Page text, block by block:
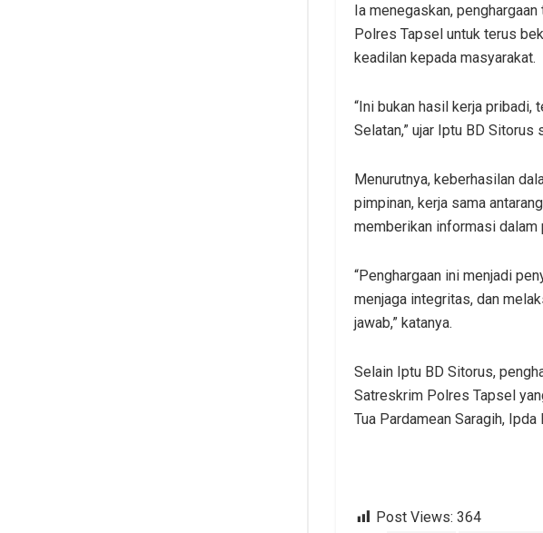
Ia menegaskan,
Polres Tapsel untuk terus
keadilan kepada masyarakat.
“Ini bukan hasil kerja
Selatan,” ujar Iptu BD Sitorus
Menurutnya, keberhasilan
pimpinan, kerja sama
memberikan informasi dalam
“Penghargaan ini menjadi
menjaga integritas, dan
jawab,” katanya.
Selain Iptu BD Sitorus,
Satreskrim Polres Tapsel
Tua Pardamean Saragih,
Post Views: 364